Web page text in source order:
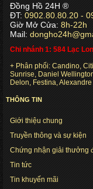
Đồng Hồ 24H ®
ĐT: 0902.80.80.20 -
Giờ Mở Cửa: 8h-22h
Mail:
Chi nhánh 1: 584 Lạc
+ Phân phối: Candino,
Sunrise, Daniel
Delon, Festina,
THÔNG TIN
Giới thiệu chung
Truyền thông và sự kiện
Chứng nhận giải thưởng
Tin tức
Tin khuyến mãi